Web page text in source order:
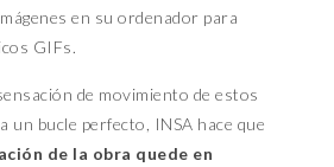
en su ordenador para
GIFs.
de movimiento de estos
un bucle perfecto, INSA hace que
de la obra quede en